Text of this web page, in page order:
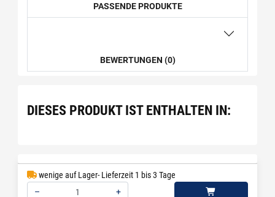
PASSENDE PRODUKTE
BEWERTUNGEN (0)
DIESES PRODUKT IST ENTHALTEN IN:
wenige auf Lager- Lieferzeit 1 bis 3 Tage
–
+